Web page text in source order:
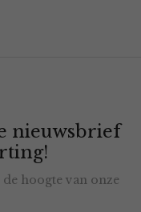
nieuwsbrief
hoogte van onze